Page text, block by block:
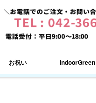
お祝い IndoorGreen